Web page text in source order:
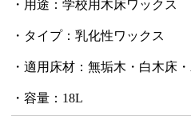
・用途：学校用木床ワックス
・タイプ：乳化性ワックス
・適用床材：無垢木・白木床
・容量：18L